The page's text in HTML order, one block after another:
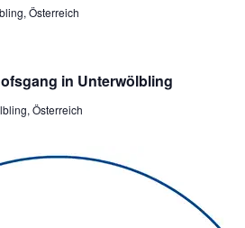
Österreich
in Unterwölbling
Österreich